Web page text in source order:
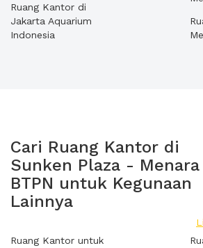
Ruang Kantor di
Jakarta Aquarium
Indonesia
Cari Ruang Kantor di
Sunken Plaza - Menara
BTPN untuk Kegunaan
Lainnya
Ruang Kantor untuk